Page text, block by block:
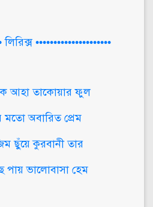
লিরিক্স •••••••••••••••••••••
আহা তাকোয়ার ফুল
মতো অবারিত প্রেম
ছুঁয়ে কুরবানী তার
পায় ভালোবাসা হেম